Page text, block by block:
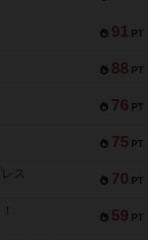
91 PT
88 PT
76 PT
75 PT
70 PT
ス
59 PT